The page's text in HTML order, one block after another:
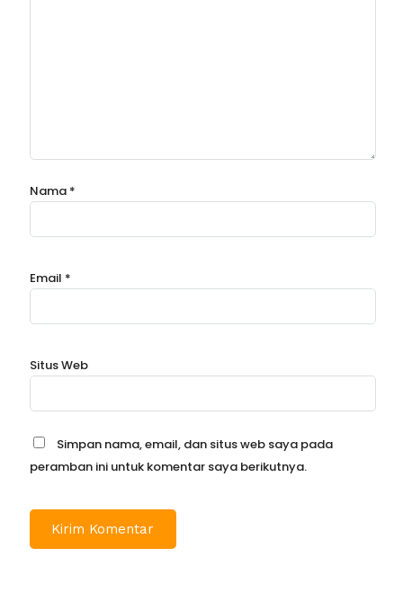
Nama *
Email *
Situs Web
Simpan nama, email, dan situs web saya pada
peramban ini untuk komentar saya berikutnya.